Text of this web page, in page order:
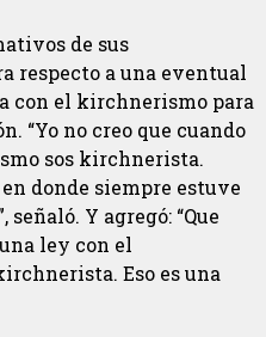
de sus
respecto a una eventual
con el kirchnerismo para
“Yo no creo que cuando
sos kirchnerista.
donde siempre estuve
Y agregó: “Que
ley con el
Eso es una